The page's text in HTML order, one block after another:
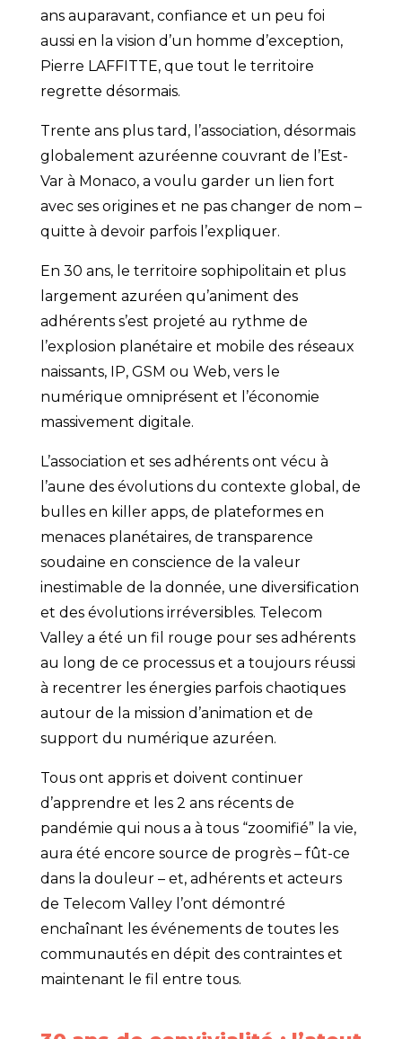
ans auparavant, confiance et un peu foi
aussi en la vision d’un homme d’exception,
Pierre LAFFITTE, que tout le territoire
regrette désormais.
Trente ans plus tard, l’association, désormais
globalement azuréenne couvrant de l’Est-
Var à Monaco, a voulu garder un lien fort
avec ses origines et ne pas changer de nom –
quitte à devoir parfois l’expliquer.
En 30 ans, le territoire sophipolitain et plus
largement azuréen qu’animent des
adhérents s’est projeté au rythme de
l’explosion planétaire et mobile des réseaux
naissants, IP, GSM ou Web, vers le
numérique omniprésent et l’économie
massivement digitale.
L’association et ses adhérents ont vécu à
l’aune des évolutions du contexte global, de
bulles en killer apps, de plateformes en
menaces planétaires, de transparence
soudaine en conscience de la valeur
inestimable de la donnée, une diversification
et des évolutions irréversibles. Telecom
Valley a été un fil rouge pour ses adhérents
au long de ce processus et a toujours réussi
à recentrer les énergies parfois chaotiques
autour de la mission d’animation et de
support du numérique azuréen.
Tous ont appris et doivent continuer
d’apprendre et les 2 ans récents de
pandémie qui nous a à tous “zoomifié” la vie,
aura été encore source de progrès – fût-ce
dans la douleur – et, adhérents et acteurs
de Telecom Valley l’ont démontré
enchaînant les événements de toutes les
communautés en dépit des contraintes et
maintenant le fil entre tous.